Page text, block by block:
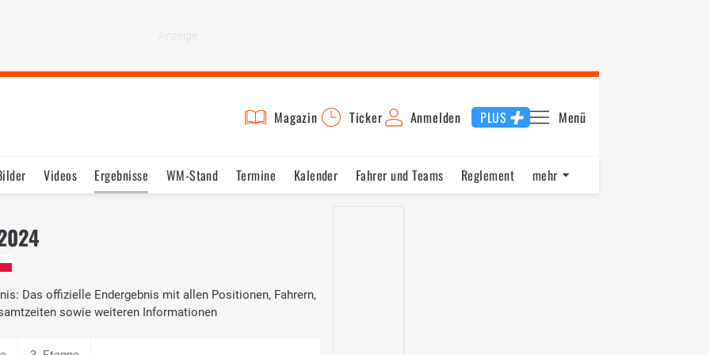
Magazin Ticker Anmelden PLUS Menü
Videos Ergebnisse WM-Stand Termine Kalender Fahrer und Teams Reglement mehr
Das offizielle Endergebnis mit allen Positionen, Fahrern,
sowie weiteren Informationen